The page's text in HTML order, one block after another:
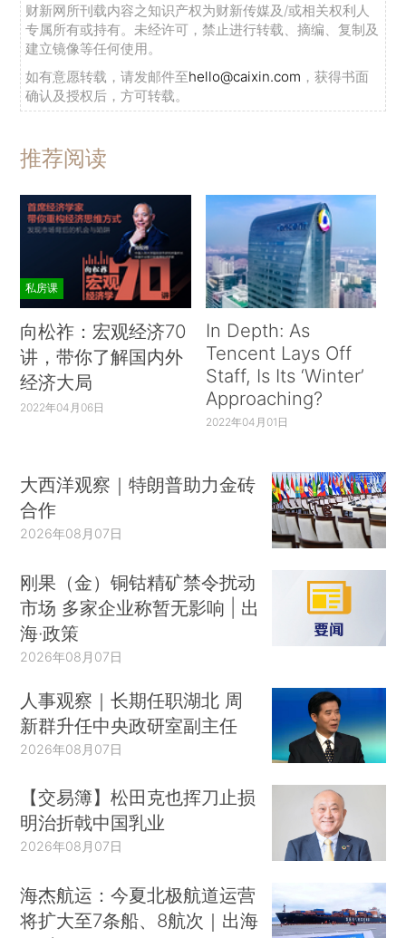
财新网所刊载内容之知识产权为财新传媒及/或相关权利人
专属所有或持有。未经许可，禁止进行转载、摘编、复制及
建立镜像等任何使用。
如有意愿转载，请发邮件至hello@caixin.com ，获得书面
确认及授权后，方可转载。
推荐阅读
私房课
向松祚：宏观经济70
讲，带你了解国内外
经济大局
2022年04月06日
In Depth: As
Tencent Lays Off
Staff, Is Its ‘Winter’
Approaching?
2022年04月01日
大西洋观察｜特朗普助力金砖
合作
2026年08月07日
刚果（金）铜钴精矿禁令扰动
市场 多家企业称暂无影响 | 出
海·政策
2026年08月07日
人事观察｜长期任职湖北 周
新群升任中央政研室副主任
2026年08月07日
【交易簿】松田克也挥刀止损
明治折戟中国乳业
2026年08月07日
海杰航运：今夏北极航道运营
将扩大至7条船、8航次｜出海